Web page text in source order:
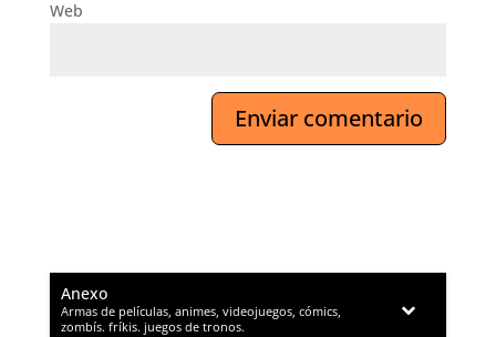
Web
Anexo
–
Armas de películas, animes, videojuegos, cómics,
zombís. fríkis. juegos de tronos.